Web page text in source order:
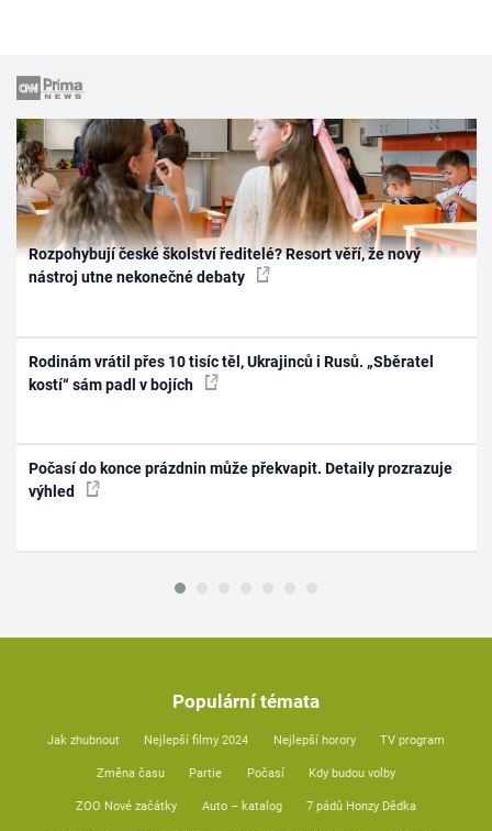
Rozpohybují české školství ředitelé? Resort věří, že nový
nástroj utne nekonečné debaty
Rodinám vrátil přes 10 tisíc těl, Ukrajinců i Rusů. „Sběratel
kostí“ sám padl v bojích
Počasí do konce prázdnin může překvapit. Detaily prozrazuje
výhled
Populární témata
Jak zhubnout Nejlepší filmy 2024 Nejlepší horory TV program
Změna času Partie Počasí Kdy budou volby
ZOO Nové začátky Auto – katalog 7 pádů Honzy Dědka